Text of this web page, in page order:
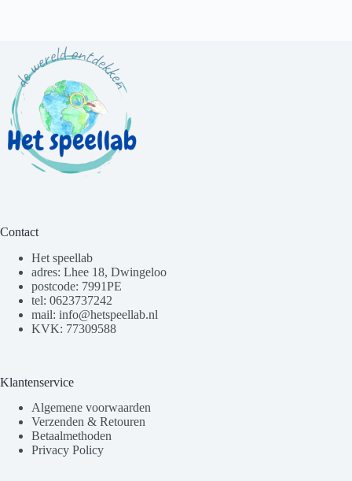
Contact
Het speellab
adres: Lhee 18, Dwingeloo
postcode: 7991PE
tel: 0623737242
mail: info@hetspeellab.nl
KVK: 77309588
Klantenservice
Algemene voorwaarden
Verzenden & Retouren
Betaalmethoden
Privacy Policy